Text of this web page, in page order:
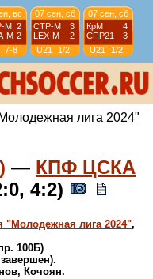
вс
М 2
М 2
7-8
07 сен, сб
СТР-М
3
LEX-М
2
U21
1/2
07 сен, сб
КрМ
4
СПР21
3
U21
1/2
пт
11
М
3
06 сен, пт
LEX-М
4
ЦСКА-М 2
лига 2024"
— КПФ ЦСКА
4:2)
"Молодежная лига 2024",
100Б)
Кочоян.